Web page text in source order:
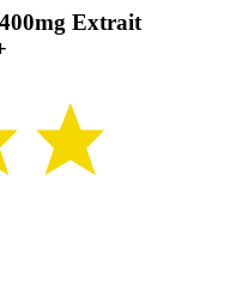
Extrait